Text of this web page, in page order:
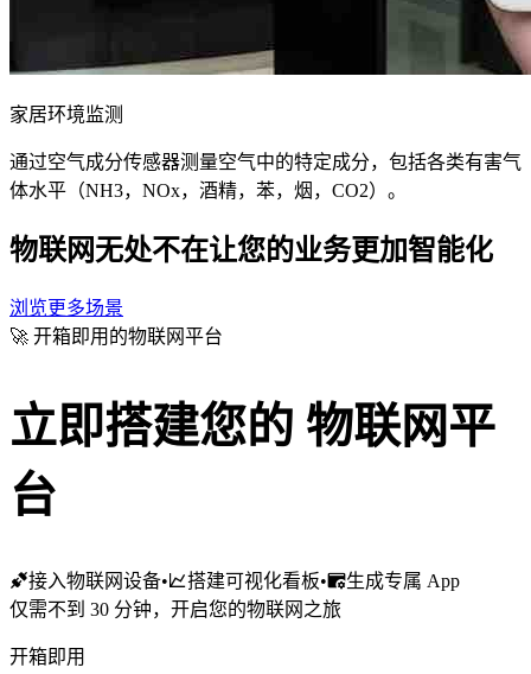
家居环境监测
通过空气成分传感器测量空气中的特定成分，包括各类有害气
体水平（NH3，NOx，酒精，苯，烟，CO2）。
物联网无处不在让您的业务更加智能化
浏览更多场景
🚀 开箱即用的物联网平台
立即搭建您的 物联网平
台
接入物联网设备• 搭建可视化看板•
生成专属 App
仅需不到 30 分钟，开启您的物联网之旅
开箱即用